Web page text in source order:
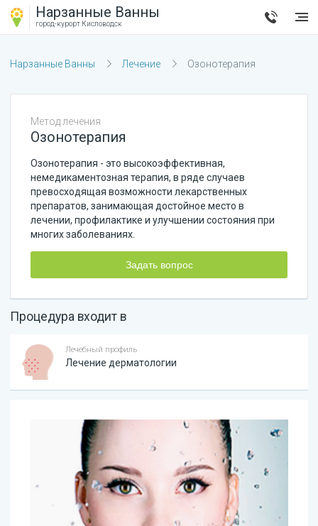
Нарзанные Ванны
город-курорт Кисловодск
Нарзанные Ванны Лечение Озонотерапия
Метод лечения
Озонотерапия
Озонотерапия - это высокоэффективная,
немедикаментозная терапия, в ряде случаев
превосходящая возможности лекарственных
препаратов, занимающая достойное место в
лечении, профилактике и улучшении состояния при
многих заболеваниях.
Задать вопрос
Процедура входит в
Лечебный профиль
Лечение дерматологии